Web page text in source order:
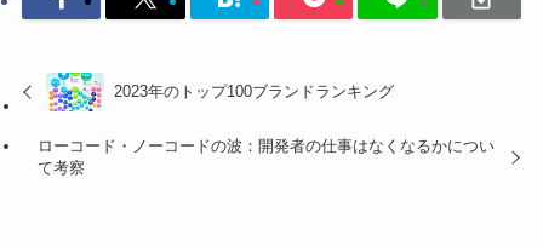
2023年のトップ100ブランドランキング
ローコード・ノーコードの波：開発者の仕事はなくなるかについ
て考察